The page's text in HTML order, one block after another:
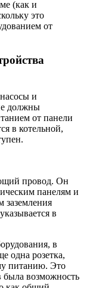
(как и
это
от
и
должны
от панели
в котельной,
провод. Он
панелям и
заземления
в
в
одна розетка,
питанию. Это
была возможность